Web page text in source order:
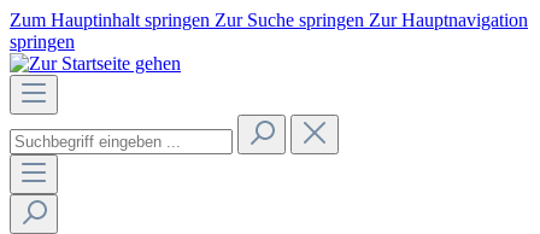
Zum Hauptinhalt springen Zur Suche springen Zur Hauptnavigation
springen